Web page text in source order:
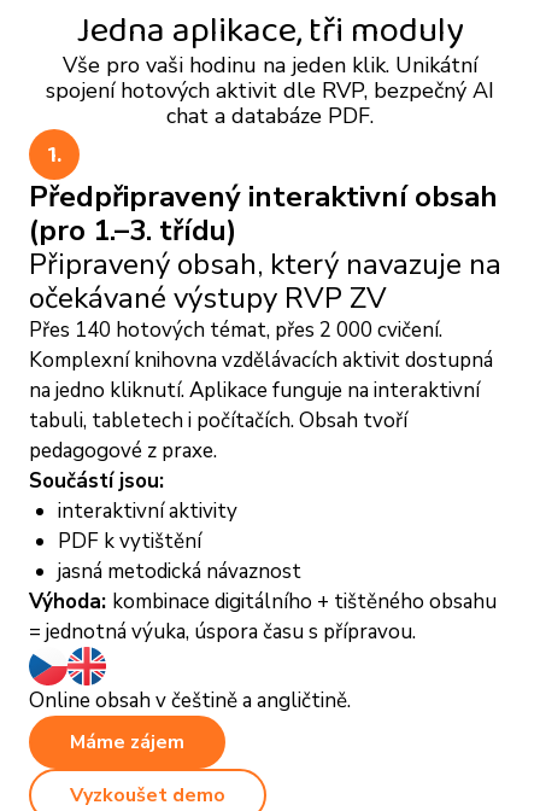
Jedna aplikace, tři moduly
Vše pro vaši hodinu na jeden klik. Unikátní
spojení hotových aktivit dle RVP, bezpečný AI
chat a databáze PDF.
1.
Předpřipravený interaktivní obsah
(pro 1.–3. třídu)
Připravený obsah, který navazuje na
očekávané výstupy RVP ZV
Přes 140 hotových témat, přes 2 000 cvičení.
Komplexní knihovna vzdělávacích aktivit dostupná
na jedno kliknutí. Aplikace funguje na interaktivní
tabuli, tabletech i počítačích. Obsah tvoří
pedagogové z praxe.
Součástí jsou:
interaktivní aktivity
PDF k vytištění
jasná metodická návaznost
Výhoda: kombinace digitálního + tištěného obsahu
= jednotná výuka, úspora času s přípravou.
Online obsah v češtině a angličtině.
Máme zájem
Vyzkoušet demo